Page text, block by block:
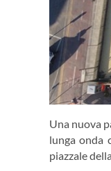
Una nuova
lunga onda
piazzale